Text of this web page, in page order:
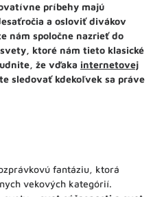
príbehy majú
a osloviť divákov
nám spoločne nazrieť do
ktoré nám tieto klasické
že vďaka internetovej
sledovať kdekoľvek sa práve
fantáziu, ktorá
vekových kategórií.